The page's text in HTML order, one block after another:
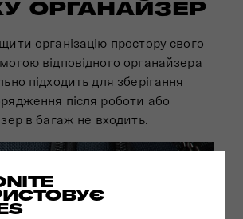
ОРГАНАЙЗЕР
організацію простору свого
відповідного органайзера
підходить для зберігання
після роботи або
в багаж не входить.